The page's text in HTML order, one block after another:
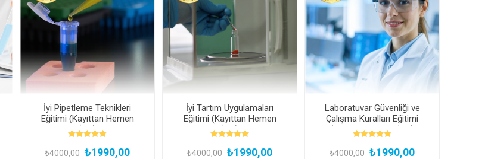
İyi Pipetleme Teknikleri
Eğitimi (Kayıttan Hemen
İzle)
₺4000,00 ₺1990,00
İyi Tartım Uygulamaları
Eğitimi (Kayıttan Hemen
İzle)
₺4000,00 ₺1990,00
Laboratuvar Güvenliği ve
Çalışma Kuralları Eğitimi
(Kayıttan Hemen İzle)
₺4000,00 ₺1990,00